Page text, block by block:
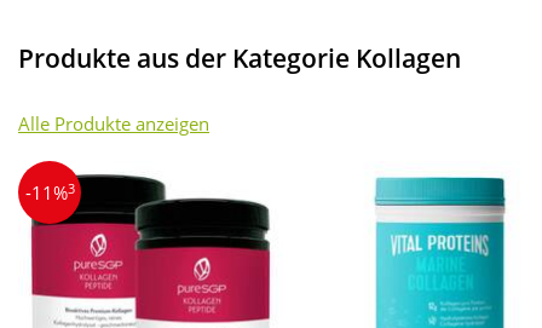
Produkte aus der Kategorie Kollagen
Alle Produkte anzeigen
-11%3